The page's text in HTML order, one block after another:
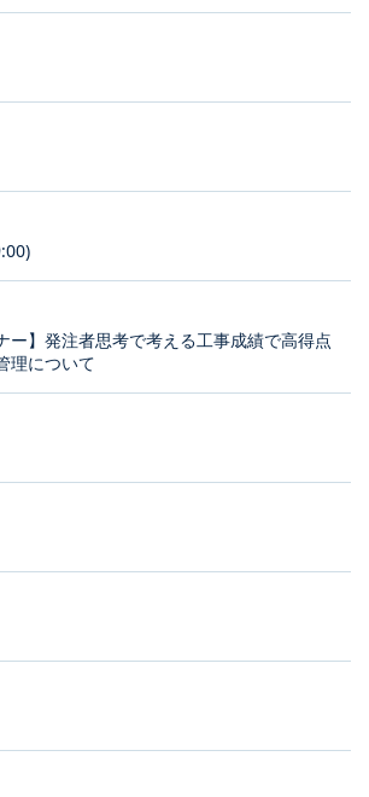
ー】発注者思考で考える工事成績で高得点
理について